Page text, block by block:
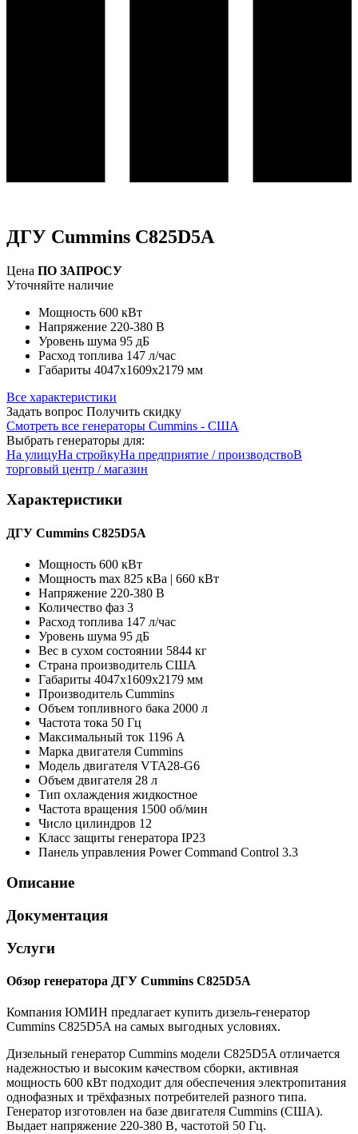
ДГУ Cummins C825D5A
Цена ПО ЗАПРОСУ
Уточняйте наличие
Мощность 600 кВт
Напряжение 220-380 В
Уровень шума 95 дБ
Расход топлива 147 л/час
Габариты 4047х1609х2179 мм
Все характеристики
Задать вопрос Получить скидку
Смотреть все генераторы Cummins - США
Выбрать генераторы для:
На улицуНа стройкуНа предприятие / производствоВ
торговый центр / магазин
Характеристики
ДГУ Cummins C825D5A
Мощность 600 кВт
Мощность max 825 кВа | 660 кВт
Напряжение 220-380 В
Количество фаз 3
Расход топлива 147 л/час
Уровень шума 95 дБ
Вес в сухом состоянии 5844 кг
Страна производитель США
Габариты 4047х1609х2179 мм
Производитель Cummins
Объем топливного бака 2000 л
Частота тока 50 Гц
Максимальный ток 1196 А
Марка двигателя Cummins
Модель двигателя VTA28-G6
Объем двигателя 28 л
Тип охлаждения жидкостное
Частота вращения 1500 об/мин
Число цилиндров 12
Класс защиты генератора IP23
Панель управления Power Command Control 3.3
Описание
Документация
Услуги
Обзор генератора ДГУ Cummins C825D5A
Компания ЮМИН предлагает купить дизель-генератор
Cummins C825D5A на самых выгодных условиях.
Дизельный генератор Cummins модели C825D5A отличается
надежностью и высоким качеством сборки, активная
мощность 600 кВт подходит для обеспечения электропитания
однофазных и трёхфазных потребителей разного типа.
Генератор изготовлен на базе двигателя Cummins (США).
Выдает напряжение 220-380 В, частотой 50 Гц.